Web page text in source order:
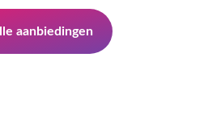
aanbiedingen